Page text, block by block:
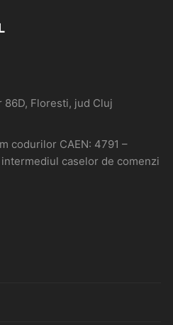
Floresti, jud Cluj
codurilor CAEN: 4791 –
caselor de comenzi